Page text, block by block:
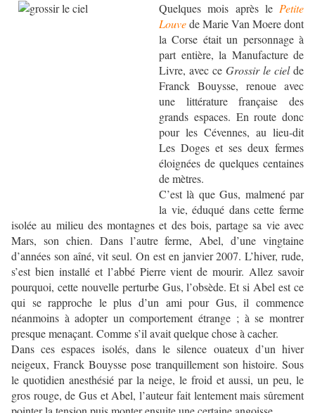
Quelques mois après le Petite
Louvede Marie Van Moere dont
la Corse était un personnage à
part entière, la Manufacture de
Livre, avec ce Grossir le cielde
Franck Bouysse, renoue avec
une littérature française des
grands espaces. En route donc
pour les Cévennes, au lieu-dit
Les Doges et ses deux fermes
éloignées de quelques centaines
de mètres.
C’est là que Gus, malmené par
la vie, éduqué dans cette ferme
isolée au milieu des montagnes et des bois, partage sa vie avec
Mars, son chien. Dans l’autre ferme, Abel, d’une vingtaine
d’années son aîné, vit seul. On est en janvier 2007. L’hiver, rude,
s’est bien installé et l’abbé Pierre vient de mourir. Allez savoir
pourquoi, cette nouvelle perturbe Gus, l’obsède. Et si Abel est ce
qui se rapproche le plus d’un ami pour Gus, il commence
néanmoins à adopter un comportement étrange ; à se montrer
presque menaçant. Comme s’il avait quelque chose à cacher.
Dans ces espaces isolés, dans le silence ouateux d’un hiver
neigeux, Franck Bouysse pose tranquillement son histoire. Sous
le quotidien anesthésié par la neige, le froid et aussi, un peu, le
gros rouge, de Gus et Abel, l’auteur fait lentement mais sûrement